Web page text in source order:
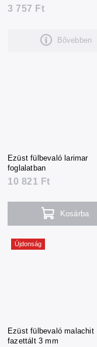
3 757 Ft
Bővebben
Ezüst fülbevaló larimar
foglalatban
10 821 Ft
Kosárba
Újdonság
Ezüst fülbevaló malachit
fazettált 3 mm